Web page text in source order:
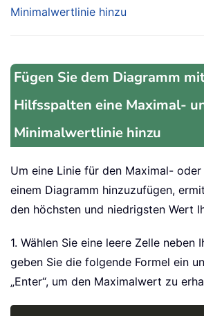
Minimalwertlinie hinzu
Fügen Sie dem Diagramm
Hilfsspalten eine Maximal-
Minimalwertlinie hinzu
Um eine Linie für den Maximal-
einem Diagramm hinzuzufügen,
den höchsten und niedrigsten Wert
1. Wählen Sie eine leere Zelle neben
geben Sie die folgende Formel ein
„Enter“, um den Maximalwert zu